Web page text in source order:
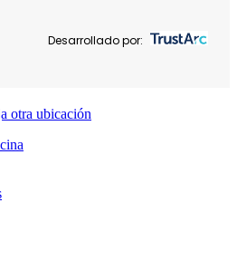
Desarrollado por:
otra ubicación